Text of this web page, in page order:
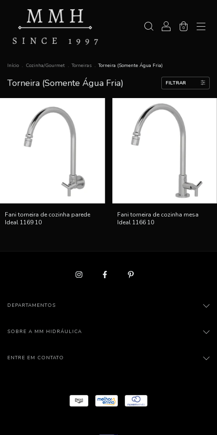
0
Início . Cozinha/Gourmet . Torneiras . Torneira (Somente Água Fria)
Torneira (Somente Água Fria) FILTRAR
Fani torneira de cozinha parede
Ideal 1169 10
Fani torneira de cozinha mesa
Ideal 1166 10
DEPARTAMENTOS
SOBRE A MM HIDRÁULICA
ENTRE EM CONTATO